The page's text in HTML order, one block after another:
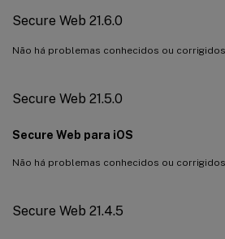
Secure Web 21.6.0
Não há problemas conhecidos ou
Secure Web 21.5.0
Secure Web para iOS
Não há problemas conhecidos ou
Secure Web 21.4.5